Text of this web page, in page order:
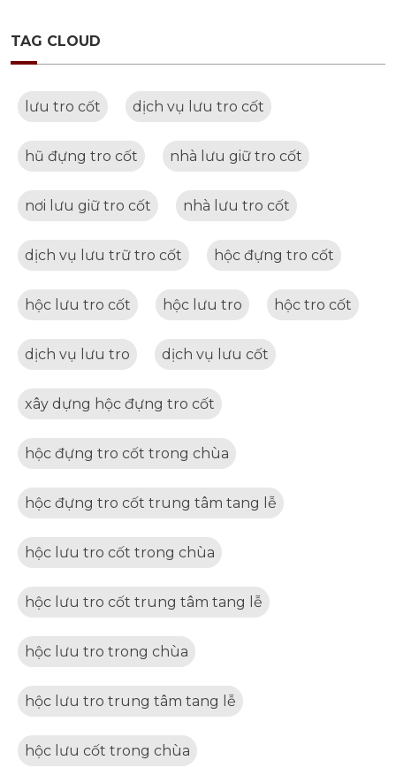
TAG CLOUD
lưu tro cốt dịch vụ lưu tro cốt
hũ đựng tro cốt nhà lưu giữ tro cốt
nơi lưu giữ tro cốt nhà lưu tro cốt
dịch vụ lưu trữ tro cốt hộc đựng tro cốt
hộc lưu tro cốt hộc lưu tro hộc tro cốt
dịch vụ lưu tro dịch vụ lưu cốt
xây dựng hộc đựng tro cốt
hộc đựng tro cốt trong chùa
hộc đựng tro cốt trung tâm tang lễ
hộc lưu tro cốt trong chùa
hộc lưu tro cốt trung tâm tang lễ
hộc lưu tro trong chùa
hộc lưu tro trung tâm tang lễ
hộc lưu cốt trong chùa